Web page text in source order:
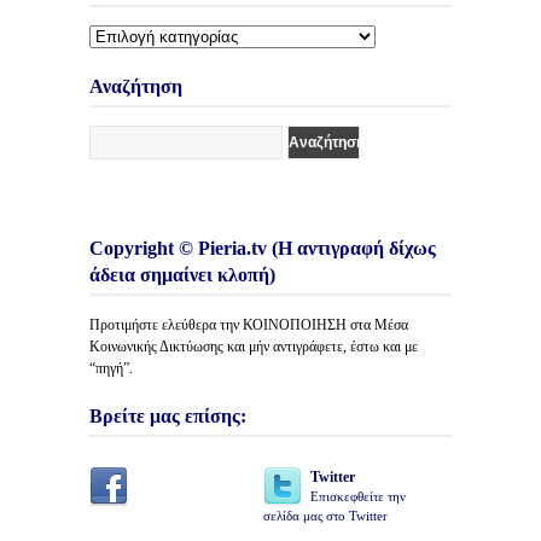
Διάφορες
Άρθρων
Αναζήτηση
Copyright © Pieria.tv (Η αντιγραφή δίχως
άδεια σημαίνει κλοπή)
Προτιμήστε ελεύθερα την ΚΟΙΝΟΠΟΙΗΣΗ στα Μέσα
Κοινωνικής Δικτύωσης και μήν αντιγράφετε, έστω και με
“πηγή”.
Βρείτε μας επίσης:
Twitter
Επισκεφθείτε την
σελίδα μας στο Twitter